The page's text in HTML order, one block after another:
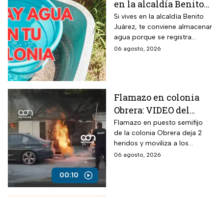
en la alcaldía Benito
Juárez? Lista de
colonias afectadas
hasta el viernes
Si vives en la alcaldía Benito
Juárez, te conviene almacenar
agua porque se registra
suspensión del suministro por
06 agosto, 2026
00:10
Flamazo en colonia
Obrera: VIDEO del
siniestro en puesto
semifijo que dejó
heridos
Flamazo en puesto semifijo
de la colonia Obrera deja 2
heridos y moviliza a los
servicios de emergencia en
06 agosto, 2026